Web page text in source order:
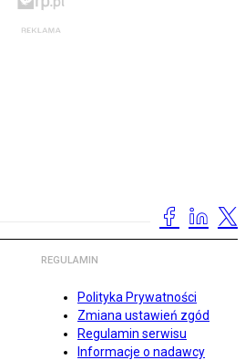
REGULAMIN
Polityka Prywatności
Zmiana ustawień zgód
Regulamin serwisu
Informacje o nadawcy